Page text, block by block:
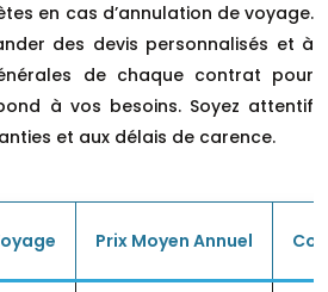
en cas d’annulation de voyage.
des devis personnalisés et à
de chaque contrat pour
à vos besoins. Soyez attentif
et aux délais de carence.
Prix Moyen Annuel